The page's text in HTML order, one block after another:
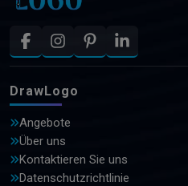
DrawLogo
Angebote
Über uns
Kontaktieren Sie uns
Datenschutzrichtlinie